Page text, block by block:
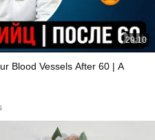
29:10
Blood Vessels After 60 | A